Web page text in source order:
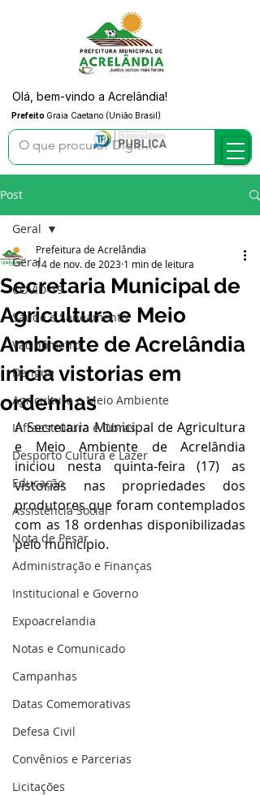
Prefeito Graia Caetano (União Brasil)
Olá, bem-vindo a Acrelândia!
Post
Geral
COVID-19
Saúde e Saneamento
Vacinômetro
Dengue
Agricultura e Meio Ambiente
Infraestrutura e Obras
Desporto Cultura e Lazer
Educação
Assistência Social
Nota de Pesar
Administração e Finanças
Institucional e Governo
Expoacrelandia
Notas e Comunicado
Campanhas
Datas Comemorativas
Defesa Civil
Convênios e Parcerias
Licitações
Geral
Secretaria Municipal de
Agricultura e Meio
Ambiente de Acrelândia
inicia vistorias em
ordenhas
Prefeitura de Acrelândia
14 de nov. de 2023 1 min de leitura
A Secretaria Municipal de Agricultura
e Meio Ambiente de Acrelândia
iniciou nesta quinta-feira (17) as
vistorias nas propriedades dos
produtores que foram contemplados
com as 18 ordenhas disponibilizadas
pelo município.